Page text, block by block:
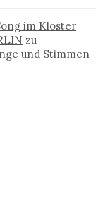
im Kloster
zu
und Stimmen